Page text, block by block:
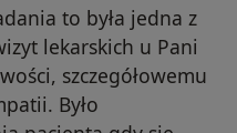
to była jedna z
lekarskich u Pani
szczegółowemu
Było